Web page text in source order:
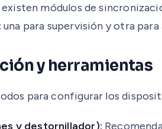
módulos de
para supervisión y otra
y herramientas
para configurar los
y destornillador):